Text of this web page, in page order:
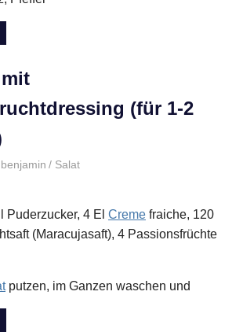
(für 1-2
benjamin Salat
Puderzucker, 4 El Creme fraiche, 120
(Maracujasaft), 4 Passionsfrüchte
putzen, im Ganzen waschen und